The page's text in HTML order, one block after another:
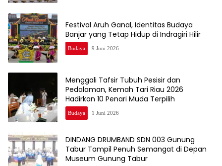
Festival Aruh Ganal, Identitas Budaya
Banjar yang Tetap Hidup di Indragiri Hilir
Budaya 9 Juni 2026
Menggali Tafsir Tubuh Pesisir dan
Pedalaman, Kemah Tari Riau 2026
Hadirkan 10 Penari Muda Terpilih
Budaya 1 Juni 2026
DINDANG DRUMBAND SDN 003 Gunung
Tabur Tampil Penuh Semangat di Depan
Museum Gunung Tabur